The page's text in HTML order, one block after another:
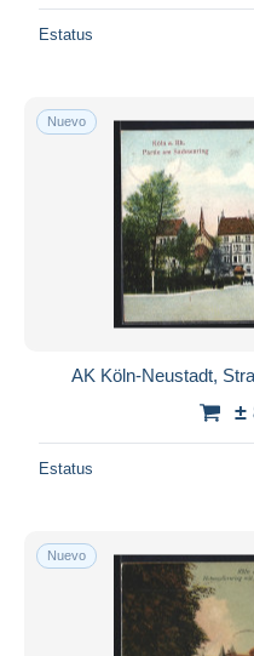
Estatus
Nuevo
AK Köln-Neustadt,
±
Estatus
Nuevo